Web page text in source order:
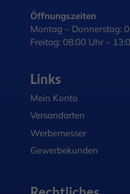
Öffnungszeiten
Montag – Donnerstag:
Freitag: 08:00 Uhr –
Links
Mein Konto
Versandarten
Werbemesser
Gewerbekunden